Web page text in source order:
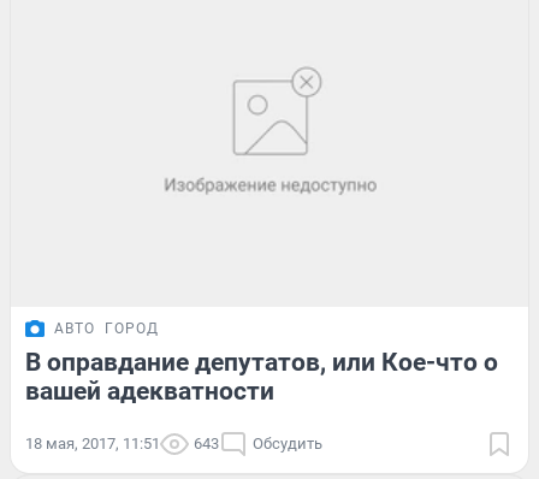
АВТО ГОРОД
В оправдание депутатов, или Кое-что о
вашей адекватности
18 мая, 2017, 11:51 643 Обсудить